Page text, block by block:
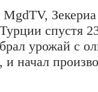
спустя
урожай с
начал